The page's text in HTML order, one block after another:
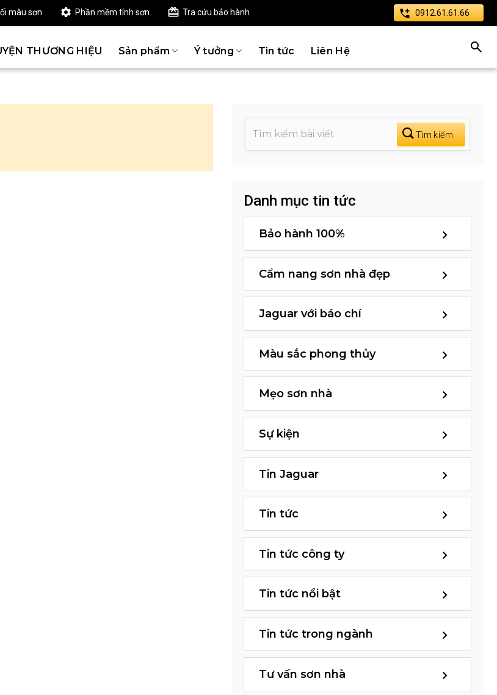
màu sơn Phần mềm tính sơn Tra cứu bảo hành 0912.61.61.66
THƯƠNG HIỆU Sản phẩm Ý tưởng Tin tức Liên Hệ
Danh mục tin tức
Bảo hành 100%
Cẩm nang sơn nhà đẹp
Jaguar với báo chí
Màu sắc phong thủy
Mẹo sơn nhà
Sự kiện
Tin Jaguar
Tin tức
Tin tức công ty
Tin tức nổi bật
Tin tức trong ngành
Tư vấn sơn nhà